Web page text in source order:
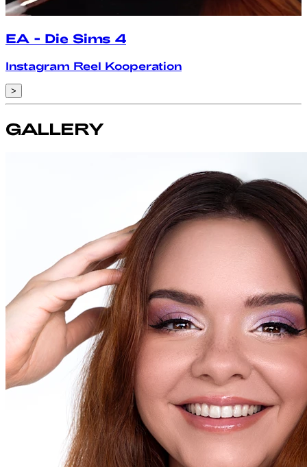
EA - Die Sims 4
Instagram Reel Kooperation
>
GALLERY